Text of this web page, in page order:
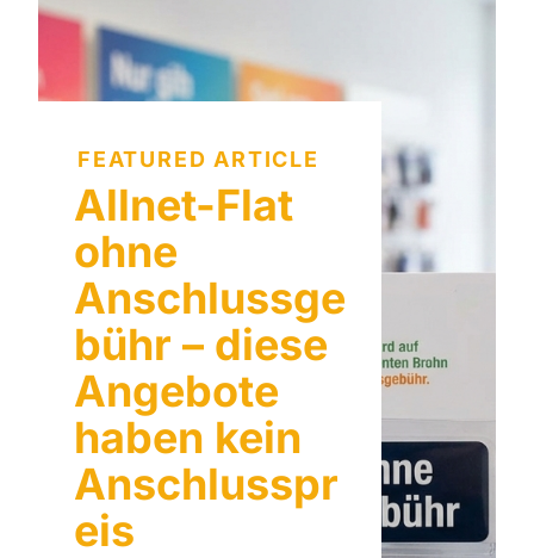
FEATURED ARTICLE
Allnet-Flat
ohne
Anschlussge
bühr – diese
Angebote
haben kein
Anschlusspr
eis